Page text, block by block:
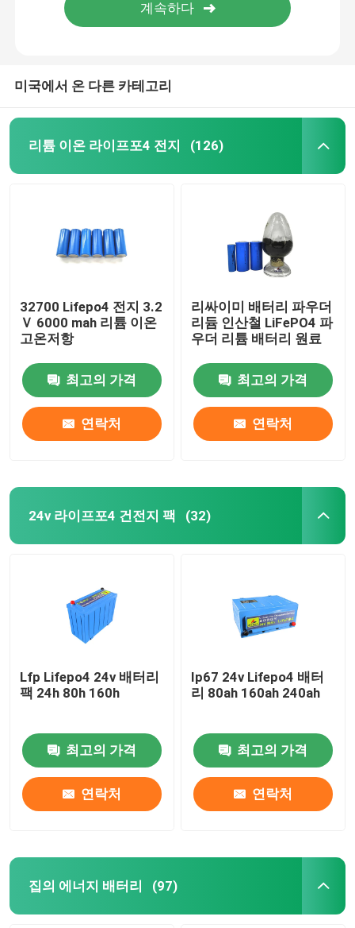
미국에서 온 다른 카테고리
리튬 이온 라이프포4 전지 (126)
32700 Lifepo4 전지 3.2
Ｖ 6000 mah 리튬 이온
고온저항
최고의 가격
연락처
리싸이미 배터리 파우더
리듐 인산철 LiFePO4 파
우더 리튬 배터리 원료
최고의 가격
연락처
24v 라이프포4 건전지 팩 (32)
Lfp Lifepo4 24v 배터리
팩 24h 80h 160h
최고의 가격
연락처
Ip67 24v Lifepo4 배터
리 80ah 160ah 240ah
최고의 가격
연락처
집의 에너지 배터리 (97)